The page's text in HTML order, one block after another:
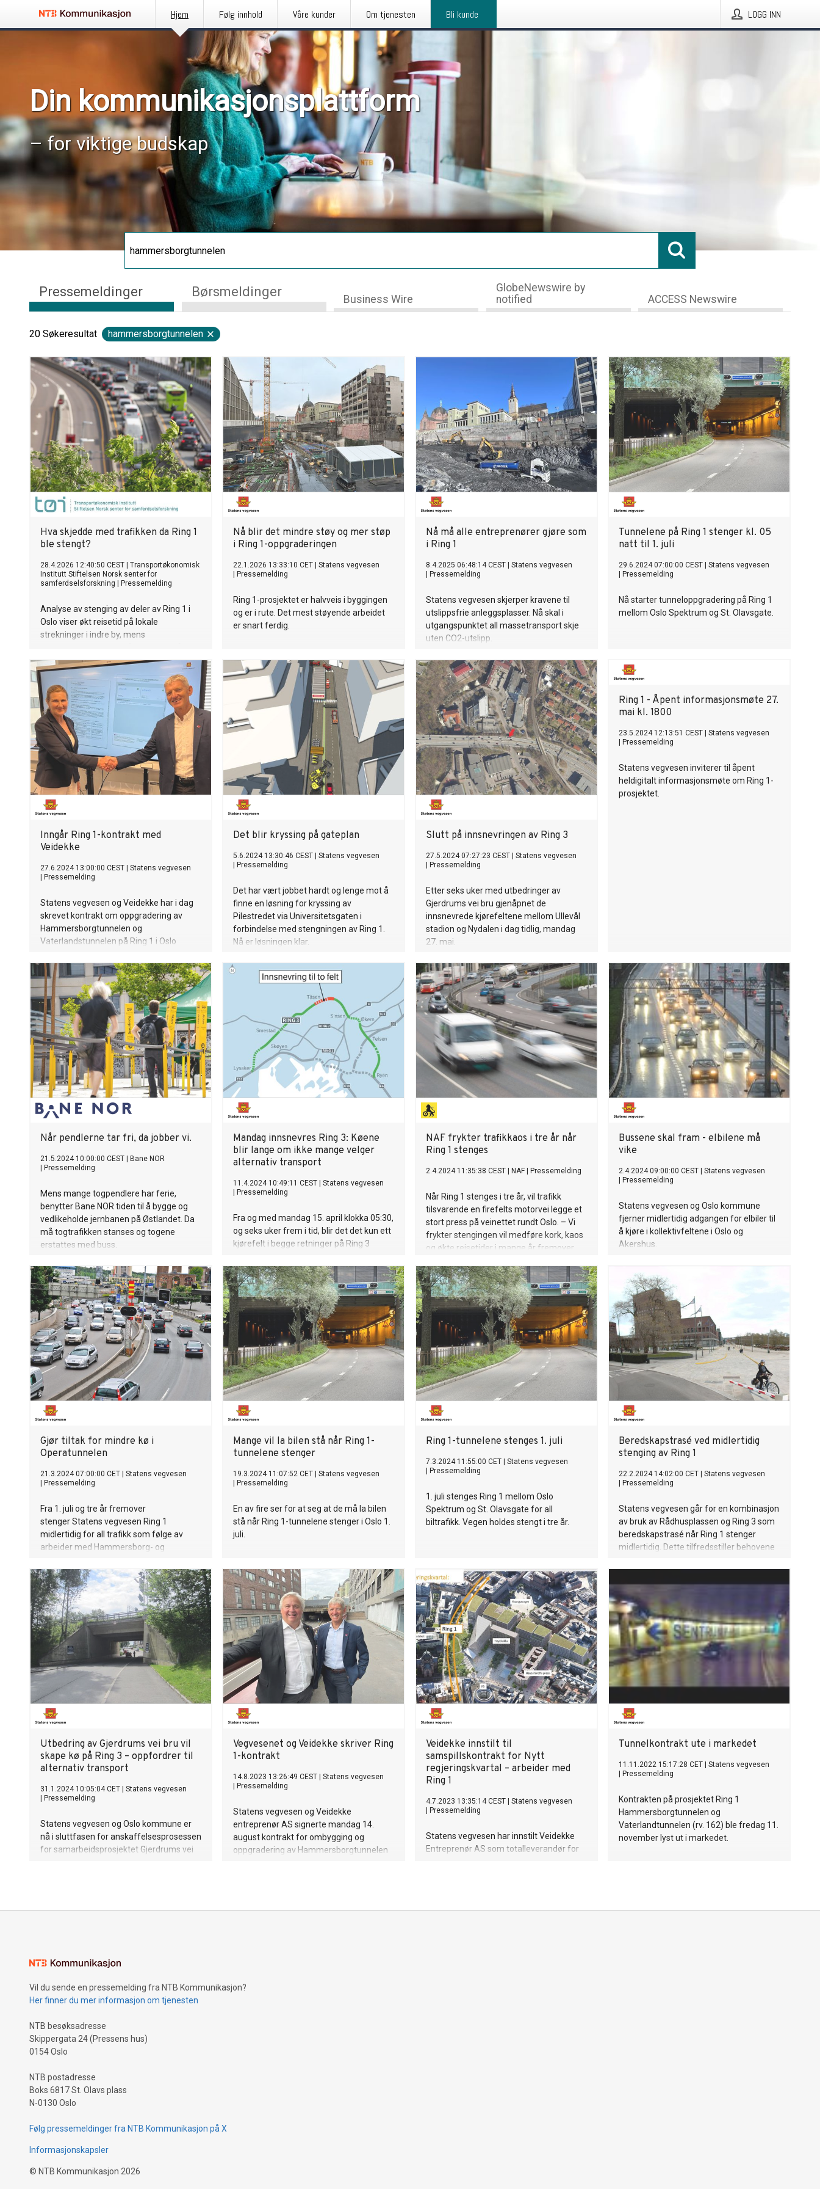
Hjem Følg innhold Våre kunder Om tjenesten Bli kunde LOGG INN
Din kommunikasjonsplattform
– for viktige budskap
Pressemeldinger Børsmeldinger Business Wire
GlobeNewswire by
notified
ACCESS Newswire
20 Søkeresultat hammersborgtunnelen
Hva skjedde med trafikken da Ring 1
ble stengt?
28.4.2026 12:40:50 CEST
Transportøkonomisk
Institutt Stiftelsen Norsk senter for
samferdselsforskning
Pressemelding
Analyse av stenging av deler av Ring 1 i
Oslo viser økt reisetid på lokale
strekninger i indre by, mens
liten grad ble påvirket. Funnene tyder
også på økt trafikk i enkelte boligområder.
Nå blir det mindre støy og mer støp
i Ring 1-oppgraderingen
22.1.2026 13:33:10 CET
Statens vegvesen
Pressemelding
Ring 1-prosjektet er halvveis i byggingen
og er i rute. Det mest støyende arbeidet
er snart ferdig.
Nå må alle entreprenører gjøre som
i Ring 1
8.4.2025 06:48:14 CEST
Statens vegvesen
Pressemelding
Statens vegvesen skjerper kravene til
utslippsfrie anleggsplasser. Nå skal i
utgangspunktet all massetransport skje
uten CO2-utslipp.
Tunnelene på Ring 1 stenger kl. 05
natt til 1. juli
29.6.2024 07:00:00 CEST
Statens vegvesen
Pressemelding
Nå starter tunneloppgradering på Ring 1
mellom Oslo Spektrum og St. Olavsgate.
Inngår Ring 1-kontrakt med
Veidekke
27.6.2024 13:00:00 CEST
Statens vegvesen
Pressemelding
Statens vegvesen og Veidekke har i dag
skrevet kontrakt om oppgradering av
Hammersborgtunnelen og
Vaterlandstunnelen på Ring 1 i Oslo
i samspill med en verdi på 2,1 mrd. nok.
eks. mva.
Det blir kryssing på gateplan
5.6.2024 13:30:46 CEST
Statens vegvesen
Pressemelding
Det har vært jobbet hardt og lenge mot å
finne en løsning for kryssing av
Pilestredet via Universitetsgaten i
forbindelse med stengningen av Ring 1.
Nå er løsningen klar.
Slutt på innsnevringen av Ring 3
27.5.2024 07:27:23 CEST
Statens vegvesen
Pressemelding
Etter seks uker med utbedringer av
Gjerdrums vei bru gjenåpnet de
innsnevrede kjørefeltene mellom Ullevål
stadion og Nydalen i dag tidlig, mandag
27. mai.
Ring 1 - Åpent informasjonsmøte 27.
mai kl. 1800
23.5.2024 12:13:51 CEST
Statens vegvesen
Pressemelding
Statens vegvesen inviterer til åpent
heldigitalt informasjonsmøte om Ring 1-
prosjektet.
Når pendlerne tar fri, da jobber vi.
21.5.2024 10:00:00 CEST
Bane NOR
Pressemelding
Mens mange togpendlere har ferie,
benytter Bane NOR tiden til å bygge og
vedlikeholde jernbanen på Østlandet. Da
må togtrafikken stanses og togene
erstattes med buss.
Mandag innsnevres Ring 3: Køene
blir lange om ikke mange velger
alternativ transport
11.4.2024 10:49:11 CEST
Statens vegvesen
Pressemelding
Fra og med mandag 15. april klokka 05:30,
og seks uker frem i tid, blir det det kun ett
kjørefelt i begge retninger på Ring 3
stasjon.
NAF frykter trafikkaos i tre år når
Ring 1 stenges
2.4.2024 11:35:38 CEST NAF Pressemelding
Når Ring 1 stenges i tre år, vil trafikk
tilsvarende en firefelts motorvei legge et
stort press på veinettet rundt Oslo. – Vi
frykter stengingen vil medføre kork, kaos
og økte reisetider i mange år fremover
Ingunn Handagard, pressesjef i NAF.
Bussene skal fram - elbilene må
vike
2.4.2024 09:00:00 CEST
Statens vegvesen
Pressemelding
Statens vegvesen og Oslo kommune
fjerner midlertidig adgangen for elbiler til
å kjøre i kollektivfeltene i Oslo og
Akershus.
Gjør tiltak for mindre kø i
Operatunnelen
21.3.2024 07:00:00 CET
Statens vegvesen
Pressemelding
Fra 1. juli og tre år fremover
stenger Statens vegvesen Ring 1
midlertidig for all trafikk som følge av
arbeider med Hammersborg- og
Mange vil la bilen stå når Ring 1-
tunnelene stenger
19.3.2024 11:07:52 CET
Statens vegvesen
Pressemelding
En av fire ser for at seg at de må la bilen
stå når Ring 1-tunnelene stenger i Oslo 1.
juli.
Ring 1-tunnelene stenges 1. juli
7.3.2024 11:55:00 CET
Statens vegvesen
Pressemelding
1. juli stenges Ring 1 mellom Oslo
Spektrum og St. Olavsgate for all
biltrafikk. Vegen holdes stengt i tre år.
Beredskapstrasé ved midlertidig
stenging av Ring 1
22.2.2024 14:02:00 CET
Statens vegvesen
Pressemelding
Statens vegvesen går for en kombinasjon
av bruk av Rådhusplassen og Ring 3 som
beredskapstrasé når Ring 1 stenger
midlertidig. Dette tilfredsstiller behovene
tiltak. Arrangementer som 17. mai-
feiring, Oslo Maraton, VG-lista, Oslo Pride
og lignende vil kunne gjennomføres som
planlagt.
Utbedring av Gjerdrums vei bru vil
skape kø på Ring 3 – oppfordrer til
alternativ transport
31.1.2024 10:05:04 CET
Statens vegvesen
Pressemelding
Statens vegvesen og Oslo kommune er
nå i sluttfasen for anskaffelsesprosessen
for samarbeidsprosjektet Gjerdrums vei
Vegvesenet og Veidekke skriver Ring
1-kontrakt
14.8.2023 13:26:49 CEST
Statens vegvesen
Pressemelding
Statens vegvesen og Veidekke
entreprenør AS signerte mandag 14.
august kontrakt for ombygging og
oppgradering av Hammersborgtunnelen
Veidekke innstilt til
samspillskontrakt for Nytt
regjeringskvartal – arbeider med
Ring 1
4.7.2023 13:35:14 CEST
Statens vegvesen
Pressemelding
Statens vegvesen har innstilt Veidekke
Entreprenør AS som totalleverandør for
Tunnelkontrakt ute i markedet
11.11.2022 15:17:28 CET
Statens vegvesen
Pressemelding
Kontrakten på prosjektet Ring 1
Hammersborgtunnelen og
Vaterlandtunnelen (rv. 162) ble fredag 11.
november lyst ut i markedet.
Vil du sende en pressemelding fra NTB Kommunikasjon?
Her finner du mer informasjon om tjenesten
NTB besøksadresse
Skippergata 24 (Pressens hus)
0154 Oslo
NTB postadresse
Boks 6817 St. Olavs plass
N-0130 Oslo
Følg pressemeldinger fra NTB Kommunikasjon på X
Informasjonskapsler
© NTB Kommunikasjon 2026